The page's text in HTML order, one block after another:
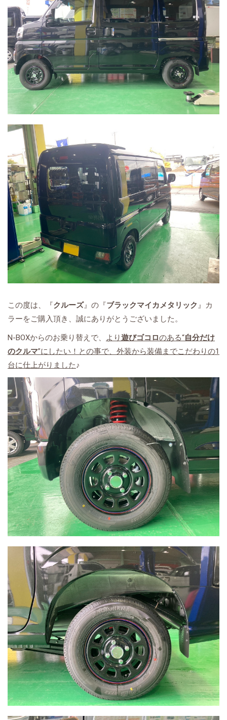
この度は、『クルーズ』の『ブラックマイカメタリック 』カ
ラーをご購入頂き、誠にありがとうございました。
N-BOXからのお乗り替えで、 より遊びゴコロのある“自分だけ
のクルマ”にしたい！との事で、外装から装備までこだわりの1
台に仕上がりました♪